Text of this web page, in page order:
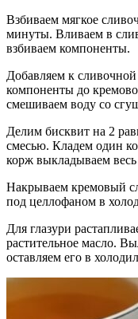
Взбиваем мягкое
минуты. Вливаем в
взбиваем компоненты.
Добавляем к
компоненты до
смешиваем воду со
Делим бисквит на 2
смесью. Кладем один
корж выкладываем
Накрываем кремовый
под целлофаном в
Для глазури
растительное масло.
оставляем его в